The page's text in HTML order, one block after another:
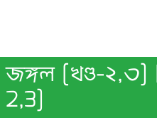
জঙ্গল [খণ্ড-২,৩]
2,3]